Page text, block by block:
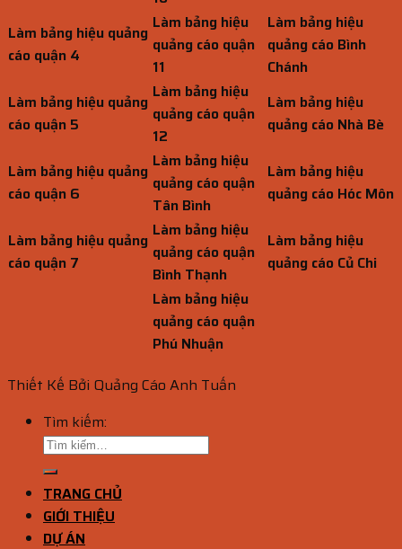
Làm bảng hiệu quảng
cáo quận 4
Làm bảng hiệu
quảng cáo quận
11
Làm bảng hiệu
quảng cáo Bình
Chánh
Làm bảng hiệu quảng
cáo quận 5
Làm bảng hiệu
quảng cáo quận
12
Làm bảng hiệu
quảng cáo Nhà Bè
Làm bảng hiệu quảng
cáo quận 6
Làm bảng hiệu
quảng cáo quận
Tân Bình
Làm bảng hiệu
quảng cáo Hóc Môn
Làm bảng hiệu quảng
cáo quận 7
Làm bảng hiệu
quảng cáo quận
Bình Thạnh
Làm bảng hiệu
quảng cáo Củ Chi
Làm bảng hiệu
quảng cáo quận
Phú Nhuận
Thiết Kế Bởi Quảng Cáo Anh Tuấn
Tìm kiếm:
TRANG CHỦ
GIỚI THIỆU
DỰ ÁN